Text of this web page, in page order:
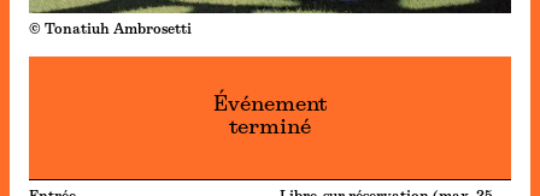
© Tonatiuh Ambrosetti
Événement
terminé